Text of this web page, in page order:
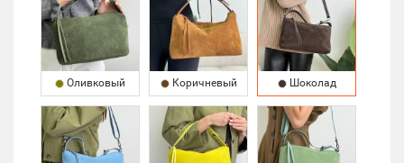
Оливковый Коричневый Шоколад